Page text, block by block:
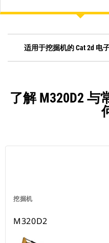
适用于挖掘机的 Cat 2d 电
了解 M320D2
挖掘机
M320D2